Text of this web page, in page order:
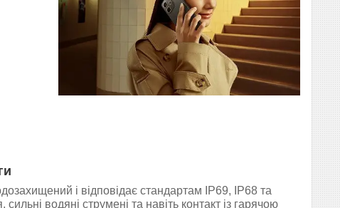
і відповідає стандартам IP69, IP68 та
водяні струмені та навіть контакт із гарячою